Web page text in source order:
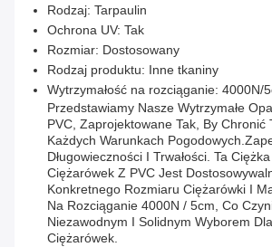
Rodzaj: Tarpaulin
Ochrona UV: Tak
Rozmiar: Dostosowany
Rodzaj produktu: Inne tkaniny
Wytrzymałość na rozciąganie: 4000N/
Przedstawiamy Nasze Wytrzymałe
PVC, Zaprojektowane Tak, By Chronić
Każdych Warunkach
Długowieczności I Trwałości. Ta
Ciężarówek Z PVC Jest
Konkretnego Rozmiaru Ciężarówki I
Na Rozciąganie 4000N / 5cm, Co
Niezawodnym I Solidnym Wyborem
Ciężarówek.